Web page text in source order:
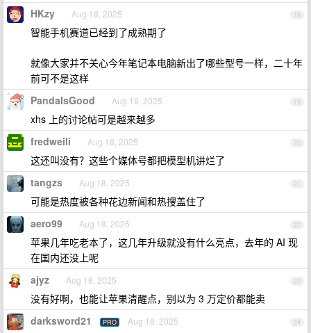
18
HKzy Aug 18, 2025
智能手机赛道已经到了成熟期了
就像大家并不关心今年笔记本电脑新出了哪些型号一样，二十年
前可不是这样
19
PandaIsGood Aug 18, 2025
xhs 上的讨论帖可是越来越多
20
fredweili Aug 18, 2025
这还叫没有？这些个媒体号都把模型机讲烂了
21
tangzs Aug 18, 2025
可能是热度被各种花边新闻和热搜盖住了
22
aero99 Aug 18, 2025
苹果几年吃老本了，这几年升级就没有什么亮点，去年的 AI 现
在国内还没上呢
23
ajyz Aug 18, 2025
没有好啊，也能让苹果清醒点，别以为 3 万定价都能卖
24
darksword21 PRO Aug 18, 2025